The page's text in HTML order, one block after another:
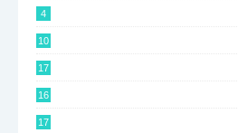
4
10
17
16
17